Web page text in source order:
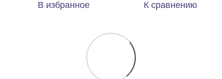
В избранное К сравнению